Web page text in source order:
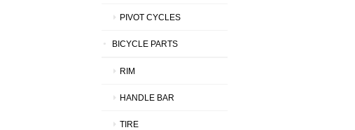
PIVOT CYCLES
BICYCLE PARTS
RIM
HANDLE BAR
TIRE